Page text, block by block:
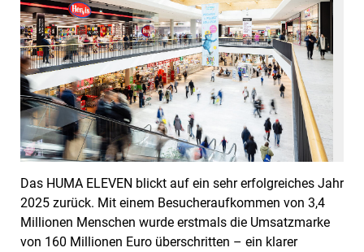
Das HUMA ELEVEN blickt auf ein sehr erfolgreiches Jahr
2025 zurück. Mit einem Besucheraufkommen von 3,4
Millionen Menschen wurde erstmals die Umsatzmarke
von 160 Millionen Euro überschritten – ein klarer